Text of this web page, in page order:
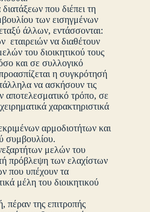
που διέπει τη
των εισηγμένων
άλλων, εντάσσονται:
να διαθέτουν
του διοικητικού τους
και σε συλλογικό
η συγκρότησή
να ασκήσουν τις
αποτελεσματικό τρόπο, σε
χαρακτηριστικά
αρμοδιοτήτων και
συμβουλίου.
μελών του
πρόβλεψη των ελαχίστων
που υπέχουν τα
μέλη του διοικητικού
πέραν της επιτροπής